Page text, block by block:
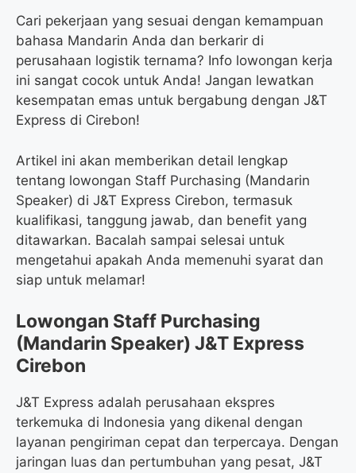
Cari pekerjaan yang sesuai dengan kemampuan
bahasa Mandarin Anda dan berkarir di
perusahaan logistik ternama? Info lowongan kerja
ini sangat cocok untuk Anda! Jangan lewatkan
kesempatan emas untuk bergabung dengan J&T
Express di Cirebon!
Artikel ini akan memberikan detail lengkap
tentang lowongan Staff Purchasing (Mandarin
Speaker) di J&T Express Cirebon, termasuk
kualifikasi, tanggung jawab, dan benefit yang
ditawarkan. Bacalah sampai selesai untuk
mengetahui apakah Anda memenuhi syarat dan
siap untuk melamar!
Lowongan Staff Purchasing
(Mandarin Speaker) J&T Express
Cirebon
J&T Express adalah perusahaan ekspres
terkemuka di Indonesia yang dikenal dengan
layanan pengiriman cepat dan terpercaya. Dengan
jaringan luas dan pertumbuhan yang pesat, J&T